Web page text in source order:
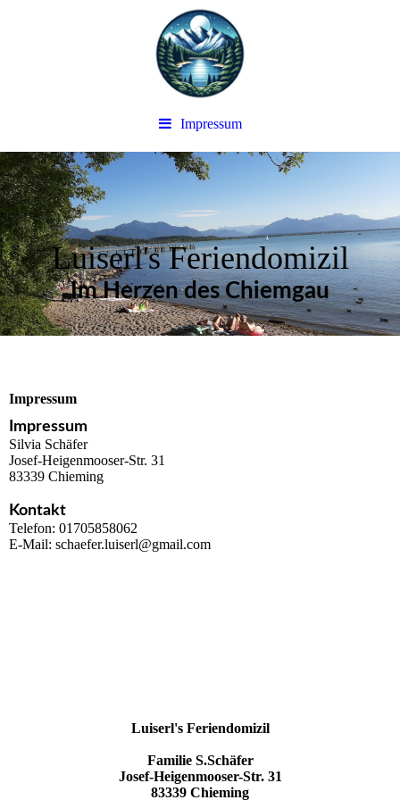
Impressum
Luiserl's Feriendomizil
Im Herzen des Chiemgau
Impressum
Impressum
Silvia Schäfer
Josef-Heigenmooser-Str. 31
83339 Chieming
Kontakt
Telefon: 01705858062
E-Mail: schaefer.luiserl@gmail.com
Luiserl's Feriendomizil
Familie S.Schäfer
Josef-Heigenmooser-Str. 31
83339 Chieming